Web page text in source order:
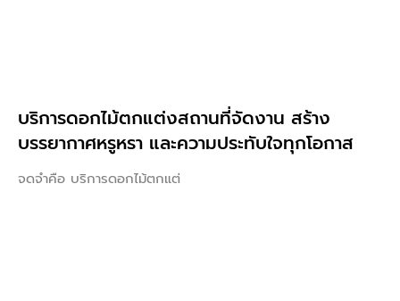
บริการดอกไม้ตกแต่งสถานที่จัดงาน สร้าง
บรรยากาศหรูหรา และความประทับใจทุกโอกาส
จดจำคือ บริการดอกไม้ตกแต่